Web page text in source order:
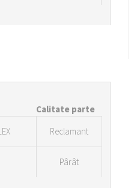
Calitate parte
Reclamant
Pârât